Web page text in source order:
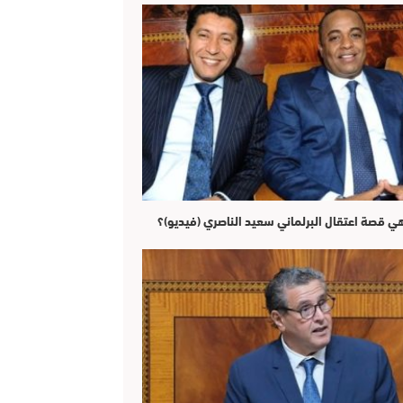
قصة اعتقال البرلماني سعيد الناصري (فيديو)؟